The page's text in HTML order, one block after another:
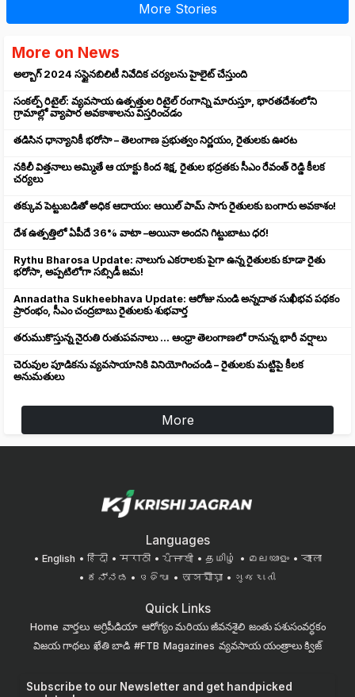
More Stories
More on News
అల్బాగ్ 2024 సస్టైనబిలిటీ నివేదిక చర్యలను హైలైట్ చేస్తుంది
సంకల్ప్ రిటైల్: వ్యవసాయ ఉత్పత్తుల రిటైల్ రంగాన్ని మారుస్తూ, భారతదేశంలోని
గ్రామాల్లో వ్యాపార అవకాశాలను విస్తరించడం
తడిసిన ధాన్యానికీ భరోసా – తెలంగాణ ప్రభుత్వం నిర్ణయం, రైతులకు ఊరట
నకిలీ విత్తనాలు అమ్మితే ఆ యాక్టు కింద శిక్ష, రైతుల భద్రతకు సీఎం రేవంత్ రెడ్డి కీలక
చర్యలు
తక్కువ పెట్టుబడితో అధిక ఆదాయం: ఆయిల్ పామ్ సాగు రైతులకు బంగారు అవకాశం!
దేశ ఉత్పత్తిలో ఏపీదే 36% వాటా –అయినా అందని గిట్టుబాటు ధర!
Rythu Bharosa Update: నాలుగు ఎకరాలకు పైగా ఉన్న రైతులకు కూడా రైతు
భరోసా, అప్పటిలోగా సబ్సిడీ జమ!
Annadatha Sukheebhava Update: ఆరోజు నుండి అన్నదాత సుఖీభవ పథకం
ప్రారంభం, సీఎం చంద్రబాబు రైతులకు శుభవార్త
తరుముకొస్తున్న నైరుతి రుతుపవనాలు ... ఆంధ్రా తెలంగాణలో రానున్న భారీ వర్షాలు
చెరువుల పూడికను వ్యవసాయానికి వినియోగించండి – రైతులకు మట్టిపై కీలక
అనుమతులు
More
Languages
English हिंदी मराठी ਪੰਜਾਬੀ தமிழ் മലയാളം
বাংলা
ಕನ್ನಡ
ଓଡିଆ অসমীয়া ગુજરાતી
Quick Links
Home వార్తలు అగ్రిపీడియా ఆరోగ్యం మరియు జీవనశైలి జంతు పశుసంవర్ధకం
విజయ గాథలు ఖేతి బాడి #FTB Magazines వ్యవసాయ యంత్రాలు క్విజ్
Subscribe to our Newsletter and get handpicked